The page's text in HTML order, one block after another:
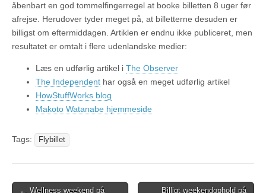
åbenbart en god tommelfingerregel at booke billetten 8 uger før
afrejse. Herudover tyder meget på, at billetterne desuden er
billigst om eftermiddagen. Artiklen er endnu ikke publiceret, men
resultatet er omtalt i flere udenlandske medier:
Læs en udførlig artikel i The Observer
The Independent har også en meget udførlig artikel
HowStuffWorks blog
Makoto Watanabe hjemmeside
Tags: Flybillet
← Wellness weekend på Billigt weekendophold på